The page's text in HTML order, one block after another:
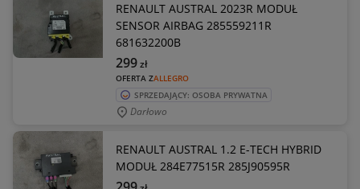
RENAULT AUSTRAL 2023R MODUŁ
SENSOR AIRBAG 285559211R
681632200B
OFERTA ZALLEGRO
299zł
SPRZEDAJĄCY: OSOBA PRYWATNA
Darłowo
RENAULT AUSTRAL 1.2 E-TECH HYBRID
MODUŁ 284E77515R 285J90595R